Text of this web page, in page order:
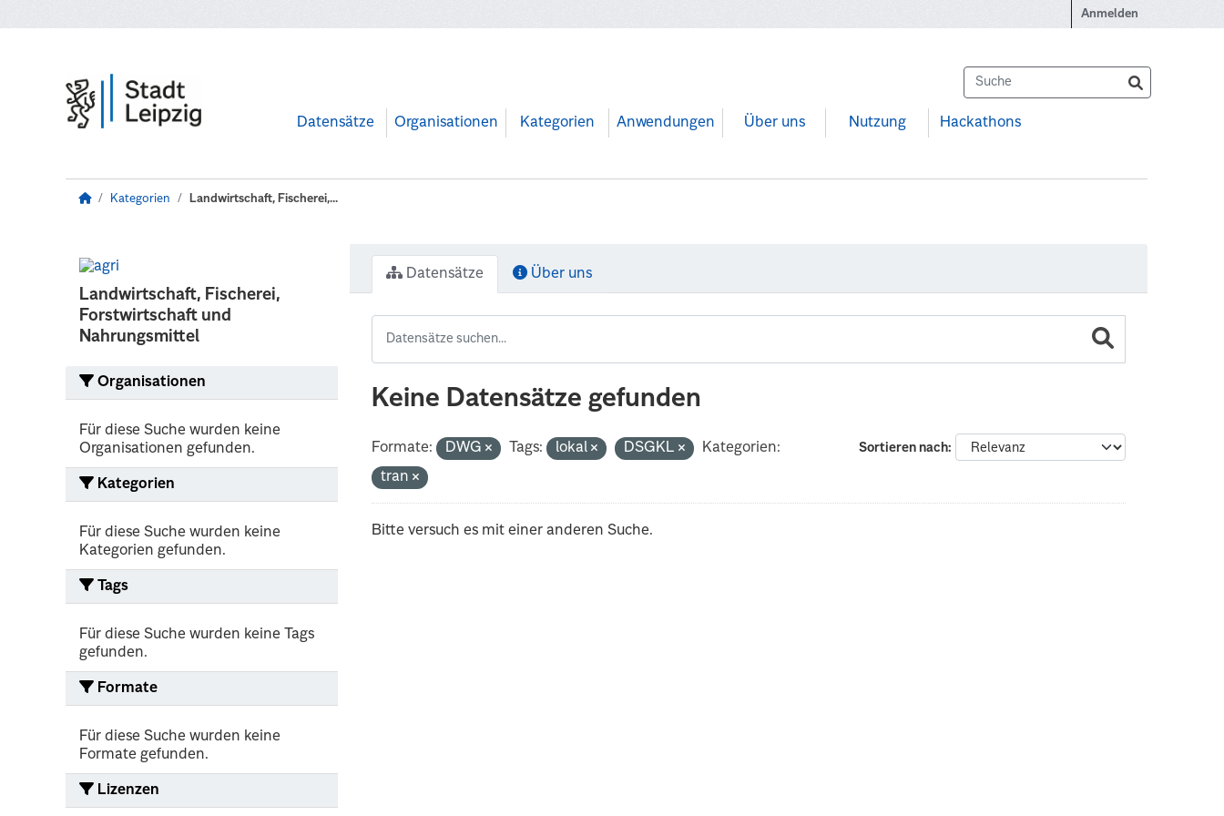
Anmelden
Datensätze Organisationen Kategorien Anwendungen Über uns Nutzung Hackathons
Kategorien Landwirtschaft, Fischerei,...
Landwirtschaft, Fischerei,
Forstwirtschaft und
Nahrungsmittel
Organisationen
Für diese Suche wurden keine
Organisationen gefunden.
Kategorien
Für diese Suche wurden keine
Kategorien gefunden.
Tags
Für diese Suche wurden keine Tags
gefunden.
Formate
Für diese Suche wurden keine
Formate gefunden.
Lizenzen
Datensätze Über uns
Keine Datensätze gefunden
Sortieren nach
Formate: DWG Tags: lokal DSGKL
Kategorien:
tran
Bitte versuch es mit einer anderen Suche.